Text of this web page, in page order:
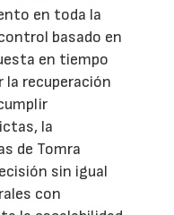
en toda la
basado en
en tiempo
la recuperación
la
de Tomra
sin igual
con